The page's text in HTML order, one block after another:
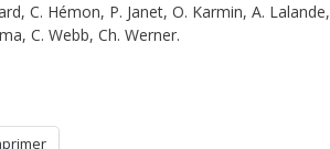
C. Hémon, P. Janet, O. Karmin, A. Lalande,
C. Webb, Ch. Werner.